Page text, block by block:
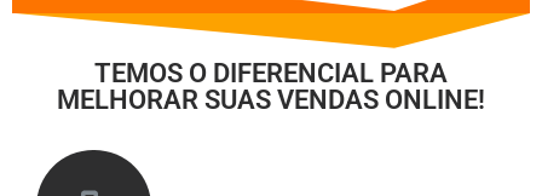
TEMOS O DIFERENCIAL PARA
MELHORAR SUAS VENDAS ONLINE!